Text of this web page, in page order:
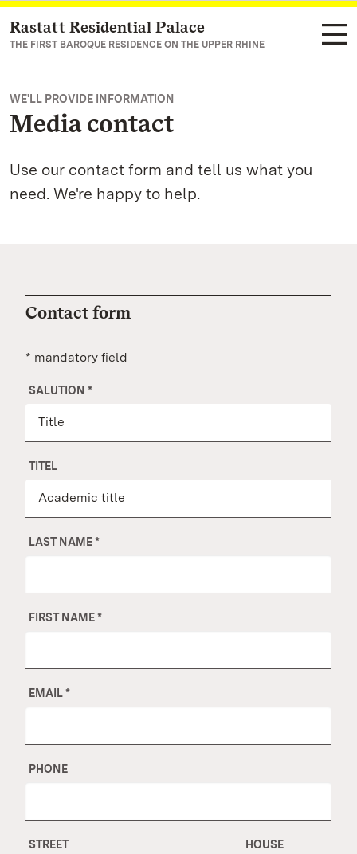
Navigate to main page
Rastatt Residential Palace
THE FIRST BAROQUE RESIDENCE ON THE UPPER RHINE
WE'LL PROVIDE INFORMATION
Media contact
Use our contact form and tell us what you
need. We're happy to help.
Contact form
* mandatory field
SALUTION *
TITEL
LAST NAME*
FIRST NAME*
EMAIL*
PHONE
STREET
HOUSE